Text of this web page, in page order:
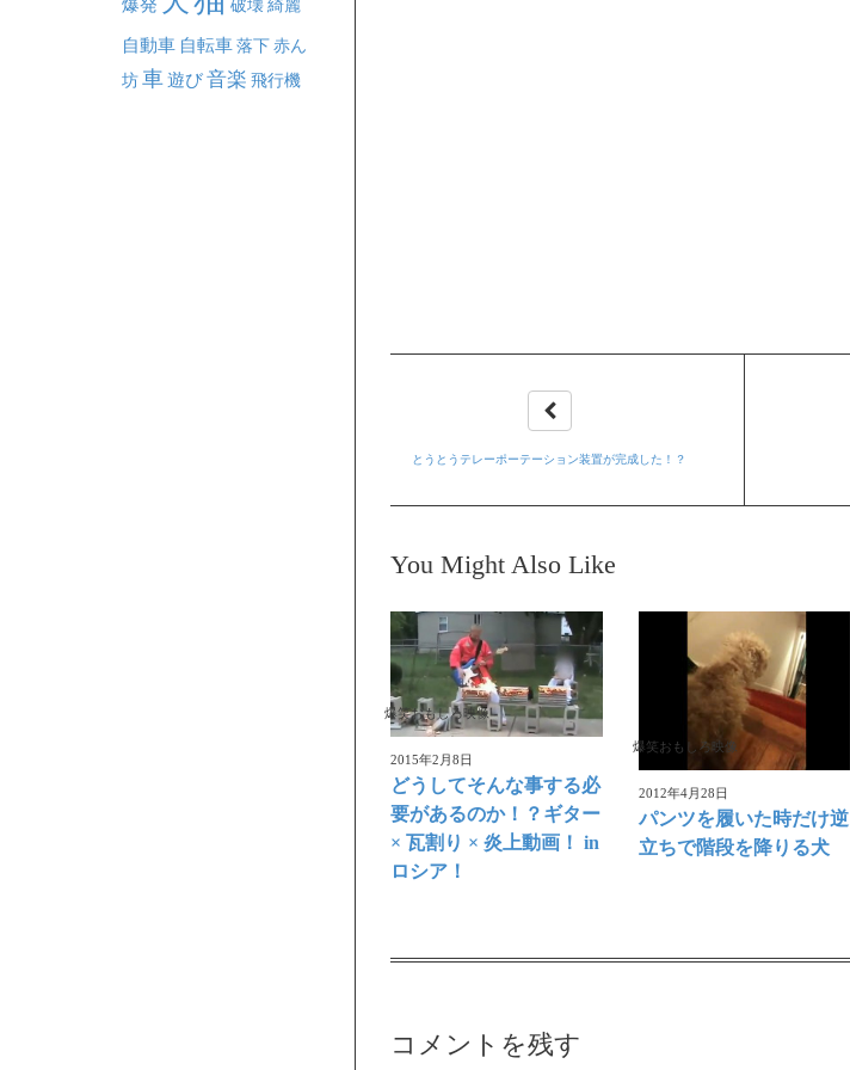
とうとうテレーポーテーション装置が完成した！？
You Might Also Like
爆笑おもしろ映像
2015年2月8日
どうしてそんな事する必
要があるのか！？ギター
× 瓦割り × 炎上動画！ in
ロシア！
爆笑おもしろ映像
2012年4月28日
パンツを履いた時だけ逆
立ちで階段を降りる犬
コメントを残す
爆発 破壊綺麗
自動車 自転車落下赤ん
坊車遊び音楽 飛行機